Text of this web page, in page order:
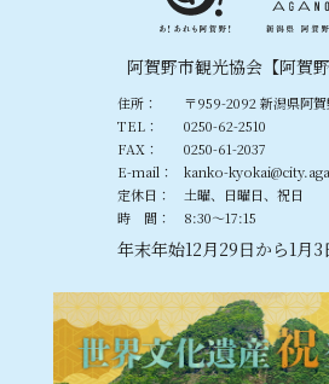
阿賀野市観光協会【阿賀
住所：
〒959-2092 新潟県阿賀
TEL：
0250-62-2510
FAX：
0250-61-2037
E-mail：
kanko-
定休日：
土曜、日曜日、祝日
時 間：
8:30〜17:15
年末年始12月29日から1月